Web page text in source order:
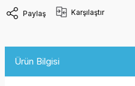
Paylaş Karşılaştır
Ürün Bilgisi